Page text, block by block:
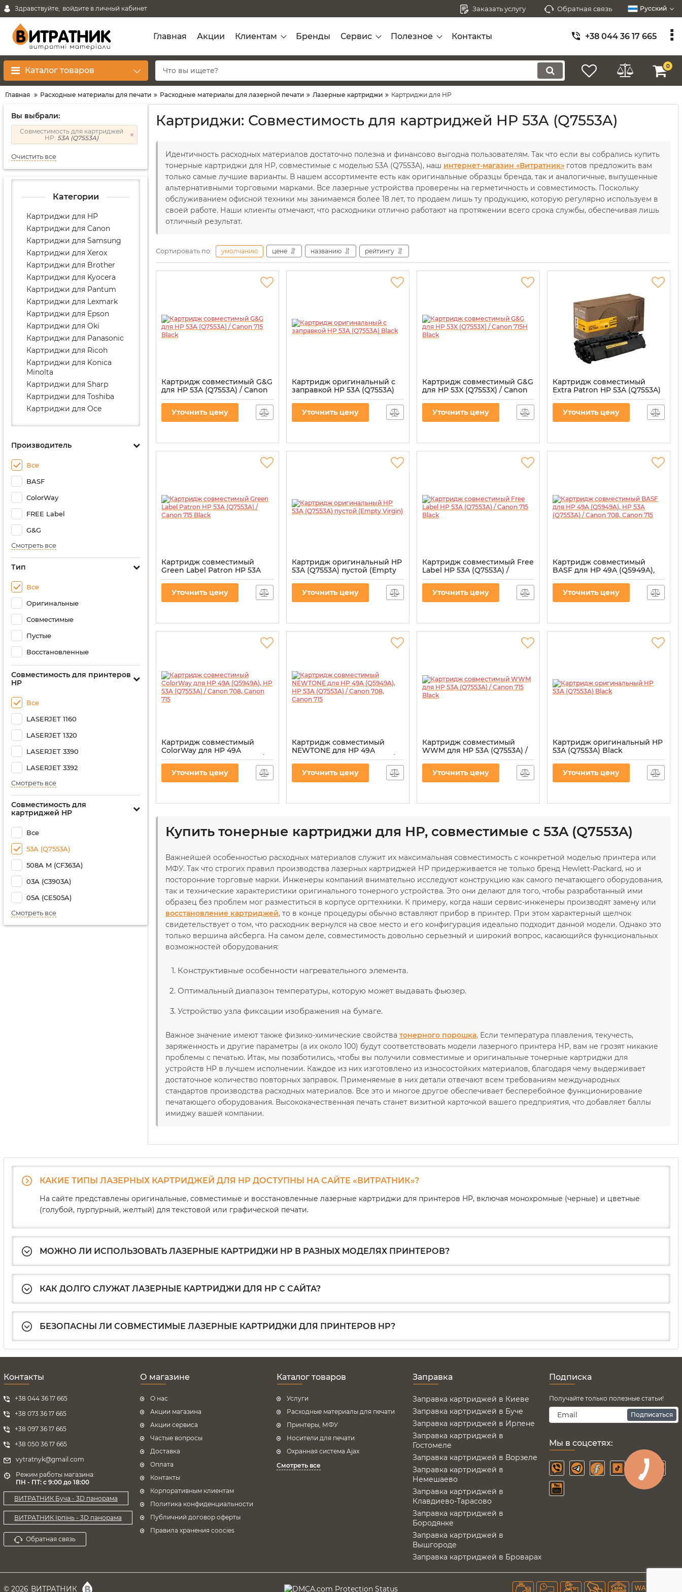
Здравствуйте, войдите в личный кабинет Заказать услугу Обратная связь Русский
Главная Акции Клиентам Бренды Сервис Полезное Контакты +38 044 36 17 665
Каталог товаров 0
Главная Расходные материалы для печати Расходные материалы для лазерной печати Лазерные картриджи Картриджи для HP
Вы выбрали:
Совместимость для картриджей
HP:53A (Q7553A)
Очистить все
Категории
Картриджи для HP
Картриджи для Canon
Картриджи для Samsung
Картриджи для Xerox
Картриджи для Brother
Картриджи для Kyocera
Картриджи для Pantum
Картриджи для Lexmark
Картриджи для Epson
Картриджи для Oki
Картриджи для Panasonic
Картриджи для Ricoh
Картриджи для Konica
Minolta
Картриджи для Sharp
Картриджи для Toshiba
Картриджи для Oce
Производитель
Все
BASF
ColorWay
FREE Label
G&G
Смотреть все
Тип
Все
Оригинальные
Совместимые
Пустые
Восстановленные
Совместимость для принтеров
HP
Все
LASERJET 1160
LASERJET 1320
LASERJET 3390
LASERJET 3392
Смотреть все
Совместимость для
картриджей HP
Все
53A (Q7553A)
508A M (CF363A)
03A (C3903A)
05A (CE505A)
Смотреть все
Картриджи: Совместимость для картриджей HP 53A (Q7553A)
Идентичность расходных материалов достаточно полезна и финансово выгодна пользователям. Так что если вы собрались купить
тонерные картриджи для НР, совместимые с моделью 53A (Q7553A), наш интернет-магазин «Витратник» готов предложить вам
только самые лучшие варианты. В нашем ассортименте есть как оригинальные образцы бренда, так и аналогичные, выпущенные
альтернативными торговыми марками. Все лазерные устройства проверены на герметичность и совместимость. Поскольку
обслуживанием офисной техники мы занимаемся более 18 лет, то продаем лишь ту продукцию, которую регулярно используем в
своей работе. Наши клиенты отмечают, что расходники отлично работают на протяжении всего срока службы, обеспечивая лишь
отличный результат.
Сортировать по: умолчанию цене названию рейтингу
Картридж совместимый G&G
для HP 53A (Q7553A) / Canon
715 Black
Уточнить цену
Картридж оригинальный с
заправкой HP 53A (Q7553A)
Black
Уточнить цену
Картридж совместимый G&G
для HP 53X (Q7553X) / Canon
715H Black
Уточнить цену
Картридж совместимый
Extra Patron HP 53A (Q7553A)
/ Canon 715 Black
Уточнить цену
Картридж совместимый
Green Label Patron HP 53A
(Q7553A) / Canon 715 Black
Уточнить цену
Картридж оригинальный HP
53A (Q7553A) пустой (Empty
Virgin)
Уточнить цену
Картридж совместимый Free
Label HP 53A (Q7553A) /
Canon 715 Black
Уточнить цену
Картридж совместимый
BASF для HP 49A (Q5949A),
HP 53A (Q7553A) / Canon 708,
Canon 715
Артикул:BASF-KT-Q7553A
Уточнить цену
Картридж совместимый
ColorWay для HP 49A
(Q5949A), HP 53A (Q7553A) /
Canon 708, Canon 715
Артикул:CW-H5949/7553M
Уточнить цену
Картридж совместимый
NEWTONE для HP 49A
(Q5949A), HP 53A (Q7553A) /
Canon 708, Canon 715
Артикул:C.7553A-NT
Уточнить цену
Картридж совместимый
WWM для HP 53A (Q7553A) /
Canon 715 Black
Уточнить цену
Картридж оригинальный HP
53A (Q7553A) Black
Артикул:CT-HP-Q7553A
Уточнить цену
Купить тонерные картриджи для НР, совместимые с 53A (Q7553A)
Важнейшей особенностью расходных материалов служит их максимальная совместимость с конкретной моделью принтера или
МФУ. Так что строгих правил производства лазерных картриджей НР придерживается не только бренд Hewlett-Packard, но и
посторонние торговые марки. Инженеры компаний внимательно исследуют конструкцию как самого печатающего оборудования,
так и технические характеристики оригинального тонерного устройства. Это они делают для того, чтобы разработанный ими
образец без проблем мог разместиться в корпусе оргтехники. К примеру, когда наши сервис-инженеры производят замену или
восстановление картриджей, то в конце процедуры обычно вставляют прибор в принтер. При этом характерный щелчок
свидетельствует о том, что расходник вернулся на свое место и его конфигурация идеально подходит данной модели. Однако это
только вершина айсберга. На самом деле, совместимость довольно серьезный и широкий вопрос, касающийся функциональных
возможностей оборудования:
Конструктивные особенности нагревательного элемента.
Оптимальный диапазон температуры, которую может выдавать фьюзер.
Устройство узла фиксации изображения на бумаге.
Важное значение имеют также физико-химические свойства тонерного порошка. Если температура плавления, текучесть,
заряженность и другие параметры (а их около 100) будут соответствовать модели лазерного принтера НР, вам не грозят никакие
проблемы с печатью. Итак, мы позаботились, чтобы вы получили совместимые и оригинальные тонерные картриджи для
устройств HP в лучшем исполнении. Каждое из них изготовлено из износостойких материалов, благодаря чему выдерживает
достаточное количество повторных заправок. Применяемые в них детали отвечают всем требованиям международных
стандартов производства расходных материалов. Все это и многое другое обеспечивает бесперебойное функционирование
печатающего оборудования. Высококачественная печать станет визитной карточкой вашего предприятия, что добавляет баллы
имиджу вашей компании.
КАКИЕ ТИПЫ ЛАЗЕРНЫХ КАРТРИДЖЕЙ ДЛЯ HP ДОСТУПНЫ НА САЙТЕ «ВИТРАТНИК»?
На сайте представлены оригинальные, совместимые и восстановленные лазерные картриджи для принтеров HP, включая монохромные (черные) и цветные
(голубой, пурпурный, желтый) для текстовой или графической печати.
МОЖНО ЛИ ИСПОЛЬЗОВАТЬ ЛАЗЕРНЫЕ КАРТРИДЖИ HP В РАЗНЫХ МОДЕЛЯХ ПРИНТЕРОВ?
КАК ДОЛГО СЛУЖАТ ЛАЗЕРНЫЕ КАРТРИДЖИ ДЛЯ HP С САЙТА?
БЕЗОПАСНЫ ЛИ СОВМЕСТИМЫЕ ЛАЗЕРНЫЕ КАРТРИДЖИ ДЛЯ ПРИНТЕРОВ HP?
Контакты
+38 044 36 17 665
+38 073 36 17 665
+38 097 36 17 665
+38 050 36 17 665
vytratnyk@gmail.com
Режим работы магазина:
ПН - ПТ: с 9:00 до 18:00
ВИТРАТНИК Буча - 3D панорама
ВИТРАТНИК Ірпінь - 3D панорама
Обратная связь
О магазине
О нас
Акции магазина
Акции сервиса
Частые вопросы
Доставка
Оплата
Контакты
Корпоративным клиентам
Политика конфиденциальности
Публичний договор оферты
Правила хранения coocies
Каталог товаров
Услуги
Расходные материалы для печати
Принтеры, МФУ
Носители для печати
Охранная система Ajax
Смотреть все
Заправка
Заправка картриджей в Киеве
Заправка картриджей в Буче
Заправка картриджей в Ирпене
Заправка картриджей в
Гостомеле
Заправка картриджей в Ворзеле
Заправка картриджей в
Немешаево
Заправка картриджей в
Клавдиево-Тарасово
Заправка картриджей в
Бородянке
Заправка картриджей в
Вышгороде
Заправка картриджей в Броварах
Подписка
Получайте только полезные статьи!
Подписаться
Мы в соцсетях:
© 2026 ВИТРАТНИК